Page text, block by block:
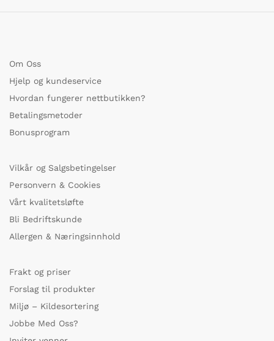
Om Oss
Hjelp og kundeservice
Hvordan fungerer nettbutikken?
Betalingsmetoder
Bonusprogram
Vilkår og Salgsbetingelser
Personvern & Cookies
Vårt kvalitetsløfte
Bli Bedriftskunde
Allergen & Næringsinnhold
Frakt og priser
Forslag til produkter
Miljø – Kildesortering
Jobbe Med Oss?